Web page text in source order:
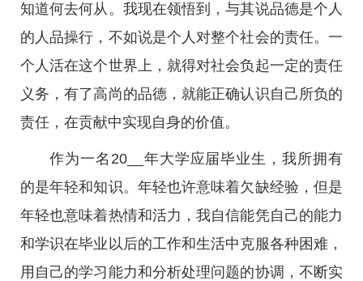
知道何去何从。我现在领悟到，与其说品德是个人
的人品操行，不如说是个人对整个社会的责任。一
个人活在这个世界上，就得对社会负起一定的责任
义务，有了高尚的品德，就能正确认识自己所负的
责任，在贡献中实现自身的价值。
作为一名20__年大学应届毕业生，我所拥有
的是年轻和知识。年轻也许意味着欠缺经验，但是
年轻也意味着热情和活力，我自信能凭自己的能力
和学识在毕业以后的工作和生活中克服各种困难，
用自己的学习能力和分析处理问题的协调，不断实